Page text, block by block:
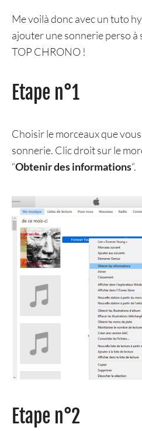
Me voilà donc avec un tuto
ajouter une sonnerie perso à
TOP CHRONO !
Etape n°1
Choisir le morceaux que
sonnerie. Clic droit sur le
“Obtenir des informations“.
Etape n°2